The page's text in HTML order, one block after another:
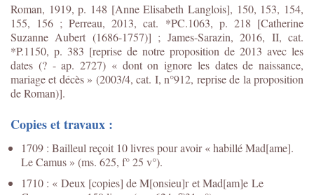
Roman, 1919, p. 148 [Anne Elisabeth Langlois], 150, 153, 154,
155, 156 ; Perreau, 2013, cat. *PC.1063, p. 218 [Catherine
Suzanne Aubert (1686-1757)] ; James-Sarazin, 2016, II, cat.
*P.1150, p. 383 [reprise de notre proposition de 2013 avec les
dates (? - ap. 2727) « dont on ignore les dates de naissance,
mariage et décès » (2003/4, cat. I, n°912, reprise de la proposition
de Roman)].
Copies et travaux :
1709 : Bailleul reçoit 10 livres pour avoir « habillé Mad[ame].
Le Camus » (ms. 625, f° 25 v°).
1710 : « Deux [copies] de M[onsieu]r et Mad[am]e Le